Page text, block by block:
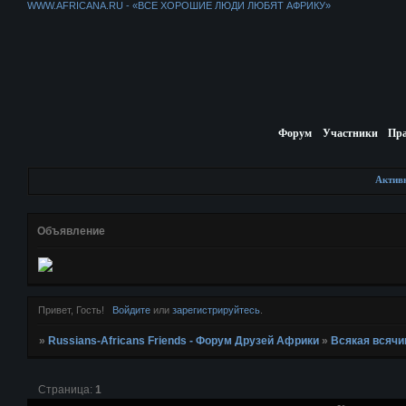
WWW.AFRICANA.RU - «ВСЕ ХОРОШИЕ ЛЮДИ ЛЮБЯТ АФРИКУ»
Форум Участники
Объявление
Привет, Гость! Войдитеили зарегистрируйтесь.
» Russians-Africans Friends - Форум Друзей Африки » Всякая
Страница: 1